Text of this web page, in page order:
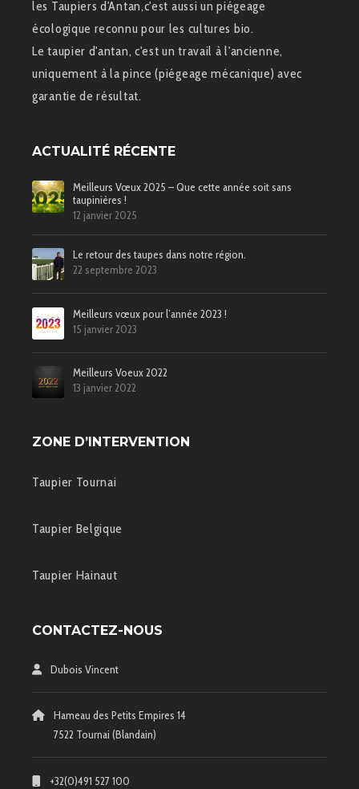
les Taupiers d'Antan,c'est aussi un piégeage
écologique reconnu pour les cultures bio.
Le taupier d'antan, c'est un travail à l'ancienne,
uniquement à la pince (piégeage mécanique) avec
garantie de résultat.
ACTUALITÉ RÉCENTE
Meilleurs Vœux 2025 – Que cette année soit sans
taupinières !
12 janvier 2025
Le retour des taupes dans notre région.
22 septembre 2023
Meilleurs vœux pour l’année 2023 !
15 janvier 2023
Meilleurs Voeux 2022
13 janvier 2022
ZONE D’INTERVENTION
Taupier Tournai
Taupier Belgique
Taupier Hainaut
CONTACTEZ-NOUS
Dubois Vincent
Hameau des Petits Empires 14
7522 Tournai (Blandain)
+32(0)491 527 100